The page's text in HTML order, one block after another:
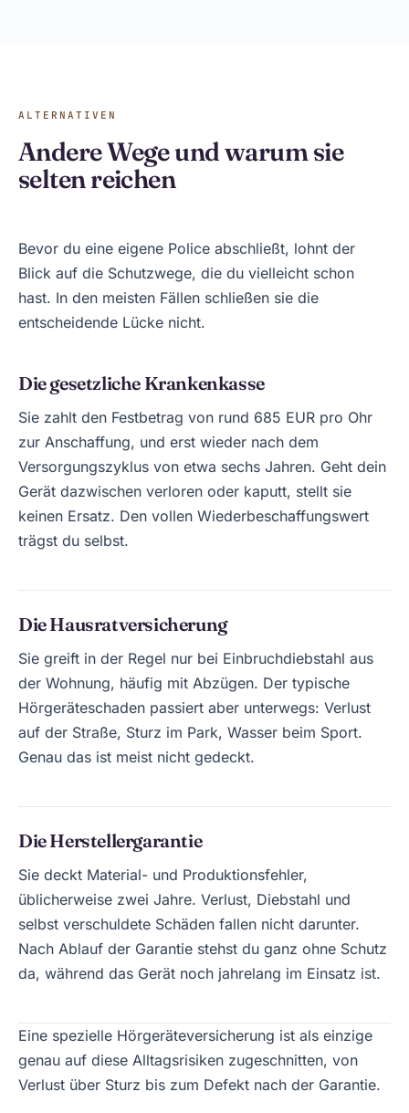
ALTERNATIVEN
Andere Wege und warum sie
selten reichen
Bevor du eine eigene Police abschließt, lohnt der
Blick auf die Schutzwege, die du vielleicht schon
hast. In den meisten Fällen schließen sie die
entscheidende Lücke nicht.
Die gesetzliche Krankenkasse
Sie zahlt den Festbetrag von rund 685 EUR pro Ohr
zur Anschaffung, und erst wieder nach dem
Versorgungszyklus von etwa sechs Jahren. Geht dein
Gerät dazwischen verloren oder kaputt, stellt sie
keinen Ersatz. Den vollen Wiederbeschaffungswert
trägst du selbst.
Die Hausratversicherung
Sie greift in der Regel nur bei Einbruchdiebstahl aus
der Wohnung, häufig mit Abzügen. Der typische
Hörgeräteschaden passiert aber unterwegs: Verlust
auf der Straße, Sturz im Park, Wasser beim Sport.
Genau das ist meist nicht gedeckt.
Die Herstellergarantie
Sie deckt Material- und Produktionsfehler,
üblicherweise zwei Jahre. Verlust, Diebstahl und
selbst verschuldete Schäden fallen nicht darunter.
Nach Ablauf der Garantie stehst du ganz ohne Schutz
da, während das Gerät noch jahrelang im Einsatz ist.
Eine spezielle Hörgeräteversicherung ist als einzige
genau auf diese Alltagsrisiken zugeschnitten, von
Verlust über Sturz bis zum Defekt nach der Garantie.